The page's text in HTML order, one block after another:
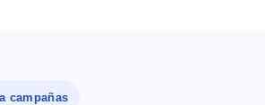
campañas